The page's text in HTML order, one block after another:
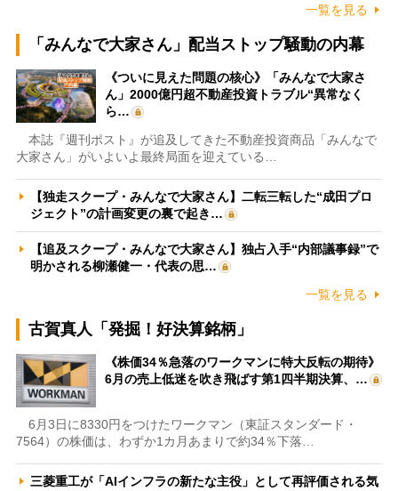
一覧を見る
「みんなで大家さん」配当ストップ騒動の内幕
《ついに見えた問題の核心》「みんなで大家さ
ん」2000億円超不動産投資トラブル“異常なく
ら…
本誌『週刊ポスト』が追及してきた不動産投資商品「みんなで
大家さん」がいよいよ最終局面を迎えている…
【独走スクープ・みんなで大家さん】二転三転した“成田プロ
ジェクト”の計画変更の裏で起き…
【追及スクープ・みんなで大家さん】独占入手“内部議事録”で
明かされる柳瀬健一・代表の思…
一覧を見る
古賀真人「発掘！好決算銘柄」
《株価34％急落のワークマンに特大反転の期待》
6月の売上低迷を吹き飛ばす第1四半期決算、…
6月3日に8330円をつけたワークマン（東証スタンダード・
7564）の株価は、わずか1カ月あまりで約34％下落…
三菱重工が「AIインフラの新たな主役」として再評価される気